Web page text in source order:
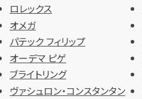
ロレックス
オメガ
パテック フィリップ
オーデマ ピゲ
ブライトリング
ヴァシュロン・コンスタンタン